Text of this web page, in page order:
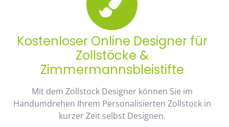
Kostenloser Online Designer für
Zollstöcke &
Zimmermannsbleistifte
Mit dem Zollstock Designer können Sie im
Handumdrehen Ihrem Personalisierten Zollstock in
kurzer Zeit selbst Designen.